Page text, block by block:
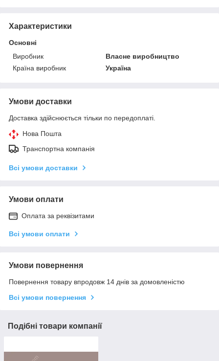
Характеристики
Основні
Виробник
Власне виробництво
Країна виробник
Україна
Умови доставки
Доставка здійснюється тільки по передоплаті.
Нова Пошта
Транспортна компанія
Всі умови доставки
Умови оплати
Оплата за реквізитами
Всі умови оплати
Умови повернення
Повернення товару впродовж 14 днів за домовленістю
Всі умови повернення
Подібні товари компанії